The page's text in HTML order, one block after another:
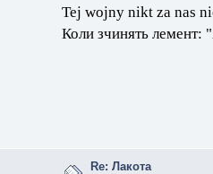
Tej wojny nikt za nas
Коли зчинять
Re: Лакота